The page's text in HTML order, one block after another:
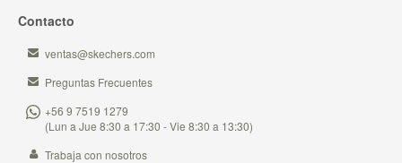
Contacto
ventas@skechers.com
Preguntas Frecuentes
+56 9 7519 1279
(Lun a Jue 8:30 a 17:30 - Vie 8:30 a 13:30)
Trabaja con nosotros